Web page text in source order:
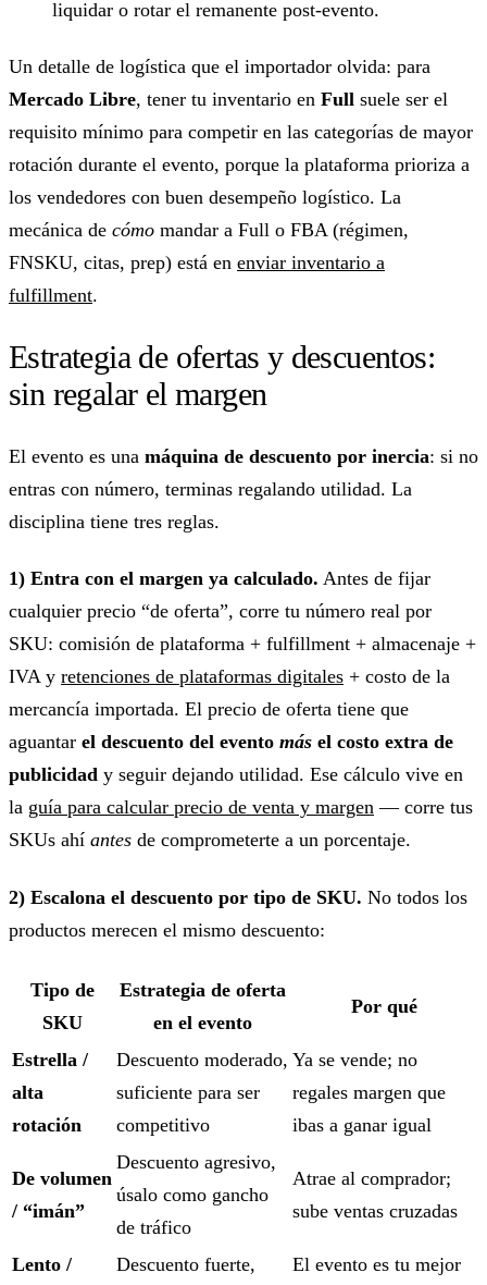
liquidar o rotar el remanente post-evento.
Un detalle de logística que el importador olvida: para
Mercado Libre, tener tu inventario en Full suele ser el
requisito mínimo para competir en las categorías de mayor
rotación durante el evento, porque la plataforma prioriza a
los vendedores con buen desempeño logístico. La
mecánica de cómo mandar a Full o FBA (régimen,
FNSKU, citas, prep) está en enviar inventario a
fulfillment.
Estrategia de ofertas y descuentos:
sin regalar el margen
El evento es una máquina de descuento por inercia: si no
entras con número, terminas regalando utilidad. La
disciplina tiene tres reglas.
1) Entra con el margen ya calculado. Antes de fijar
cualquier precio “de oferta”, corre tu número real por
SKU: comisión de plataforma + fulfillment + almacenaje +
IVA y retenciones de plataformas digitales + costo de la
mercancía importada. El precio de oferta tiene que
aguantar el descuento del evento más el costo extra de
publicidad y seguir dejando utilidad. Ese cálculo vive en
la guía para calcular precio de venta y margen — corre tus
SKUs ahí antes de comprometerte a un porcentaje.
2) Escalona el descuento por tipo de SKU. No todos los
productos merecen el mismo descuento:
Tipo de
SKU
Estrategia de oferta
en el evento
Por qué
Estrella /
alta
rotación
Descuento moderado,
suficiente para ser
competitivo
Ya se vende; no
regales margen que
ibas a ganar igual
De volumen
/ “imán”
Descuento agresivo,
úsalo como gancho
de tráfico
Atrae al comprador;
sube ventas cruzadas
Lento /
Descuento fuerte,
El evento es tu mejor